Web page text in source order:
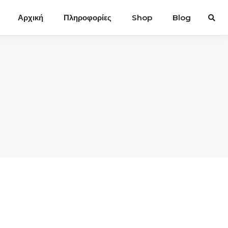
Αρχική Πληροφορίες Shop Blog